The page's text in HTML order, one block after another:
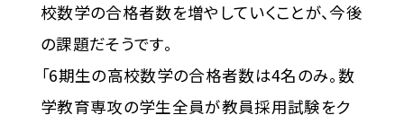
校数学の合格者数を増やしていくことが、今後
の課題だそうです。
「6期生の高校数学の合格者数は4名のみ。数
学教育専攻の学生全員が教員採用試験をク